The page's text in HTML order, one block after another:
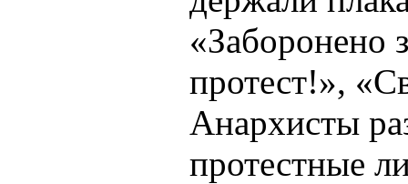
«Заборонено
протест!»,
Анархисты
протестные